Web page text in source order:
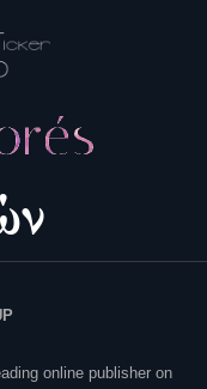
online publisher on